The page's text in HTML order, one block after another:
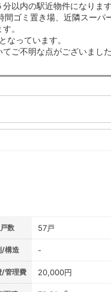
以内の駅近物件になります
間ゴミ置き場、近隣スーパ
。
なっています。
ご不明な点がございまし
数 57戸
/構造 -
/管理費 20,000円